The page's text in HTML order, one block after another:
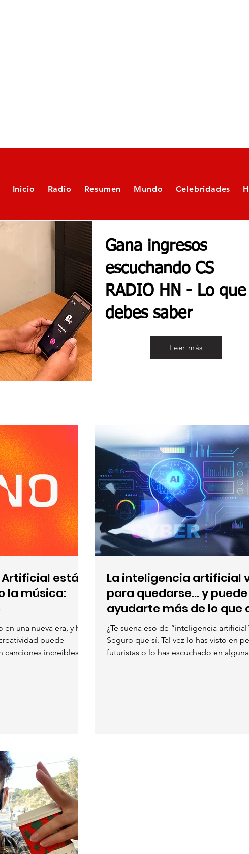
Inicio Radio Resumen Mundo Celebridades
Gana ingresos
escuchando CS
RADIO HN - Lo que
debes saber
Leer más
está
la música:
una nueva era, y hoy
puede
canciones increíbles
La inteligencia artificial
para quedarse... y puede
ayudarte más de lo que
¿Te suena eso de “inteligencia
Seguro que sí. Tal vez lo has visto en
futuristas o lo has escuchado en